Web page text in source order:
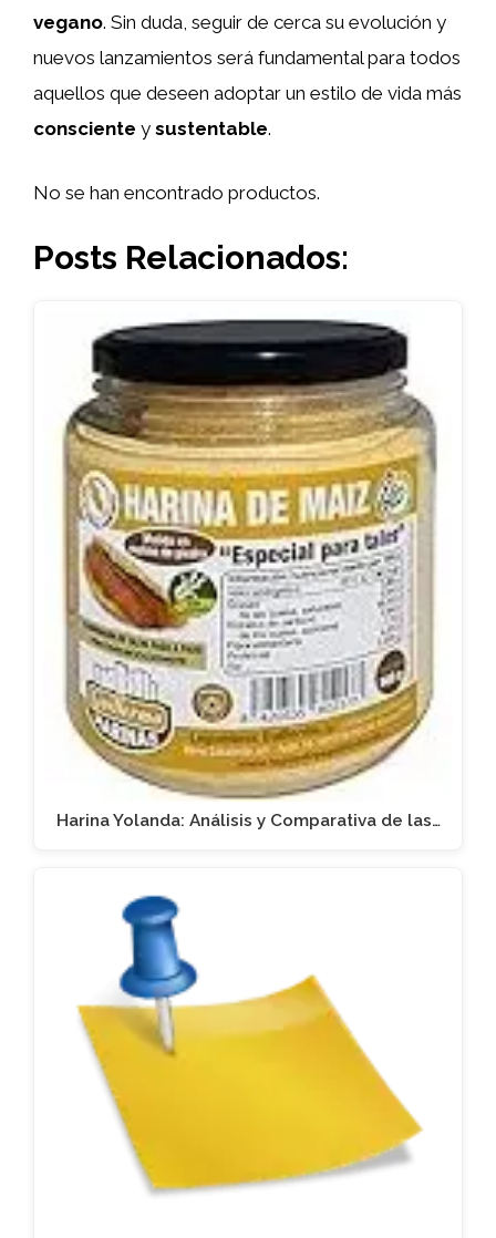
vegano. Sin duda, seguir de cerca su evolución y
nuevos lanzamientos será fundamental para todos
aquellos que deseen adoptar un estilo de vida más
consciente y sustentable.
No se han encontrado productos.
Posts Relacionados:
Harina Yolanda: Análisis y Comparativa de las…